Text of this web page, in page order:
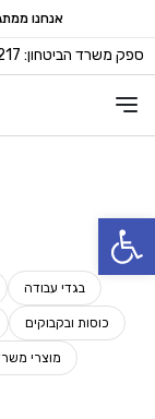
פתח סרגל נגישות
אנחנו
ספק משרד הביטחון: 0011020217
בגדי עבודה
כוסות ובקבוקים
מוצרי